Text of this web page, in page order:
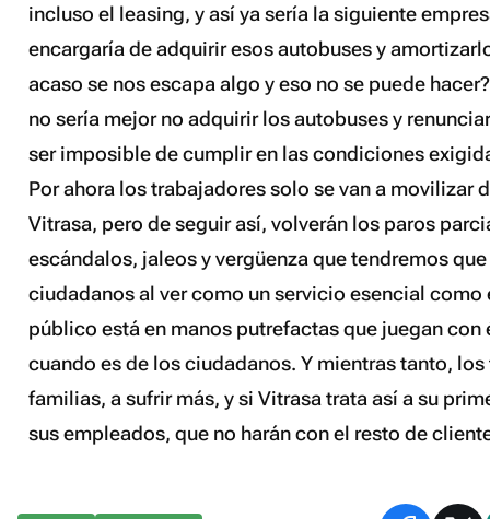
incluso el leasing, y así ya sería la siguiente
encargaría de adquirir esos autobuses y
acaso se nos escapa algo y eso no se puede
no sería mejor no adquirir los autobuses y
ser imposible de cumplir en las condiciones
Por ahora los trabajadores solo se van a movilizar
Vitrasa, pero de seguir así, volverán los paros
escándalos, jaleos y vergüenza que tendremos
ciudadanos al ver como un servicio esencial como
público está en manos putrefactas que juegan con
cuando es de los ciudadanos. Y mientras tanto,
familias, a sufrir más, y si Vitrasa trata así a su
sus empleados, que no harán con el resto de